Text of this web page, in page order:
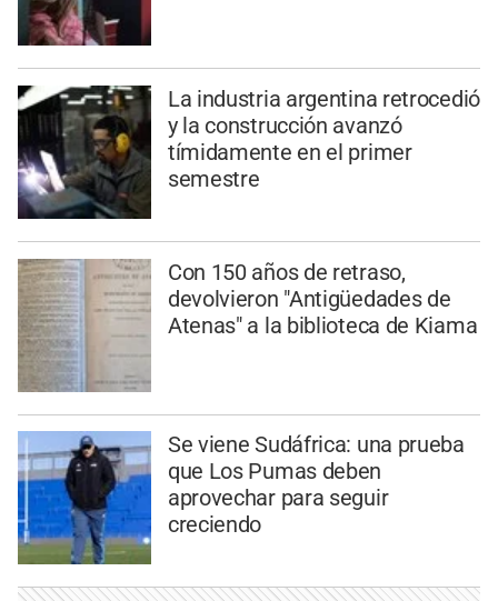
La industria argentina retrocedió
y la construcción avanzó
tímidamente en el primer
semestre
Con 150 años de retraso,
devolvieron "Antigüedades de
Atenas" a la biblioteca de Kiama
Se viene Sudáfrica: una prueba
que Los Pumas deben
aprovechar para seguir
creciendo